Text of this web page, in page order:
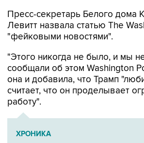
Пресс-секретарь Белого дома
Левитт назвала статью The
"фейковыми новостями".
"Этого никогда не было, и мы
сообщали об этом Washington
она и добавила, что Трамп
считает, что он проделывает
работу".
ХРОНИКА